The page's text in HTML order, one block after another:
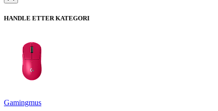
HANDLE ETTER KATEGORI
Gamingmus